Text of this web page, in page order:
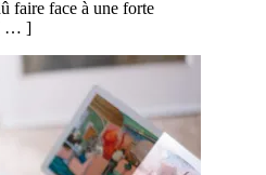
faire face à une forte
[ … ]